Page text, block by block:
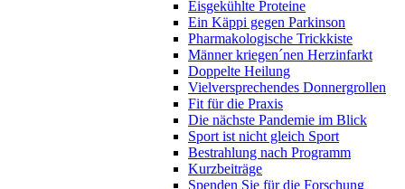
Eisgekühlte Proteine
Ein Käppi gegen Parkinson
Pharmakologische Trickkiste
Männer kriegen´nen Herzinfarkt
Doppelte Heilung
Vielversprechendes Donnergrollen
Fit für die Praxis
Die nächste Pandemie im Blick
Sport ist nicht gleich Sport
Bestrahlung nach Programm
Kurzbeiträge
Spenden Sie für die Forschung